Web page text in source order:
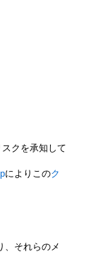
クを承知して
によりこのク
、それらのメ